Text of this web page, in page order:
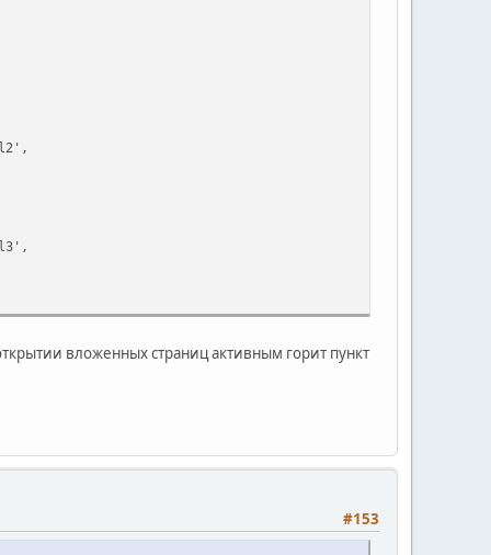
вложенных страниц активным горит пункт
#153